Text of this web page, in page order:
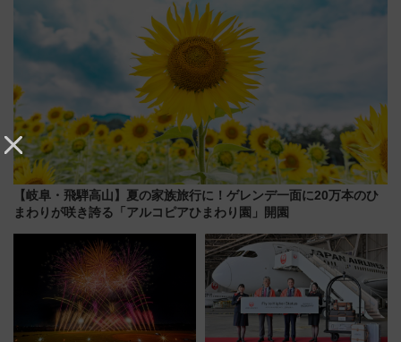
【岐阜・飛騨高山】夏の家族旅行に！ゲレンデ一面に20万本のひ
まわりが咲き誇る「アルコピアひまわり園」開園